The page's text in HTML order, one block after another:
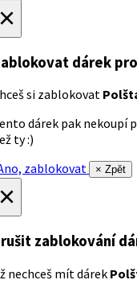
dárek
si zablokovat
dárek pak nekoupí
ty :)
zablokovat
× Zpět
zablokování
nechceš mít dárek